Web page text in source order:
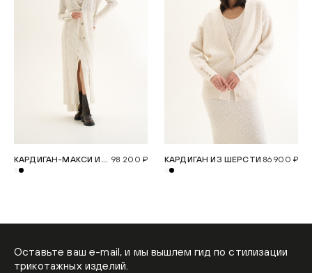
КАРДИГАН-МАКСИ ИЗ
ШЕРСТИ
98 200 ₽ КАРДИГАН ИЗ ШЕРСТИ 86 900 ₽
Оставьте ваш e-mail, и мы вышлем гид по стилизации
трикотажных изделий.